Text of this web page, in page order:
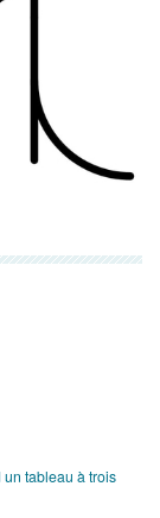
tableau à trois